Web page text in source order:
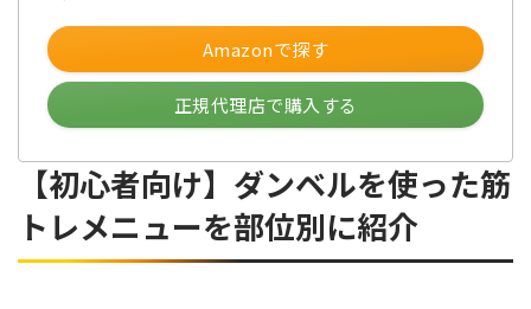
Amazonで探す
正規代理店で購入する
【初心者向け】ダンベルを使った筋
トレメニューを部位別に紹介